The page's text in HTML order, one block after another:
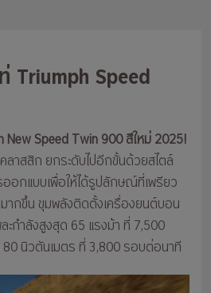
Triumph Speed
New Speed Twin 900 สีใหม่ 2025!
ลาสสิก ยกระดับไปอีกขั้นด้วยสไตล์
อกแบบเพื่อให้ได้รูปลักษณ์ที่เพรียว
ากขึ้น ขุมพลังติดตั้งเครื่องยนต์บอน
ะกำลังสูงสุด 65 แรงม้า ที่ 7,500
นิวตันเมตร ที่ 3,800 รอบต่อนาที